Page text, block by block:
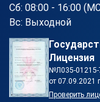
Сб: 08:00 - 16:00
Вс: Выходной
Лицензия
№Л035-
от 07.09.2021
Проверить